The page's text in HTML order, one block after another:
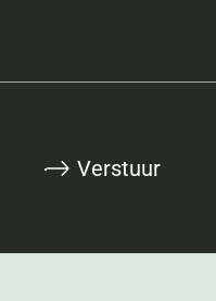
Verstuur